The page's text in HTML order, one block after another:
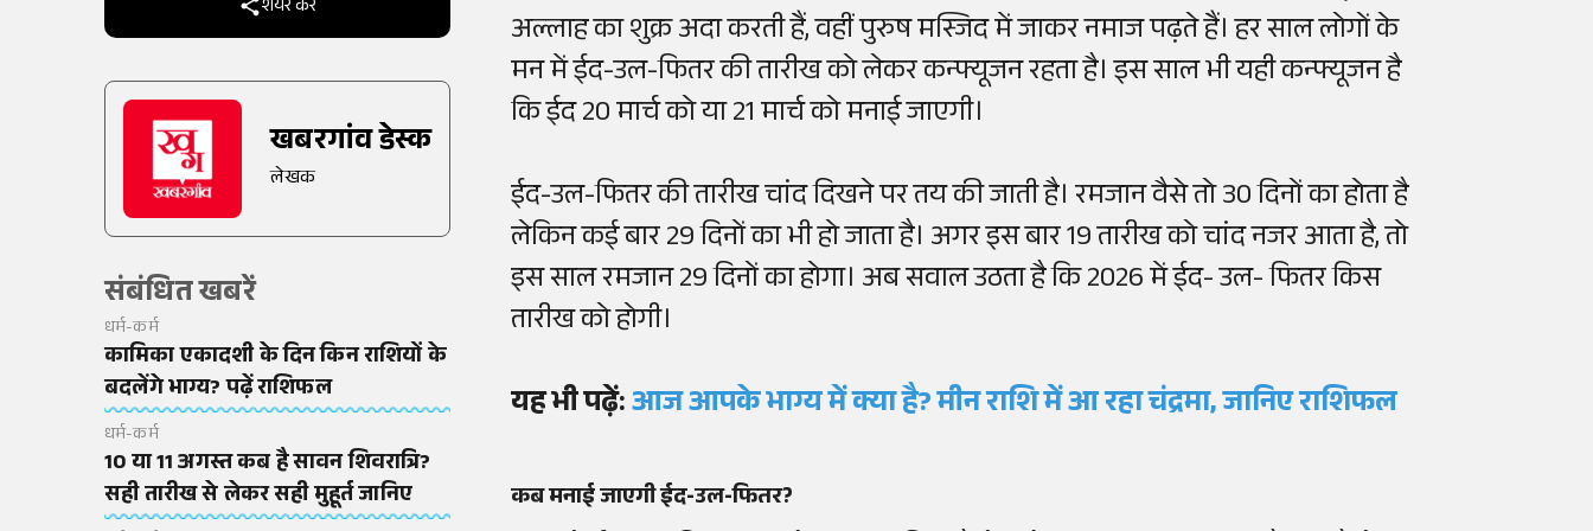
शेयर करें
खबरगांव डेस्क
लेखक
संबंधित खबरें
धर्म-कर्म
कामिका एकादशी के दिन किन राशियों के
बदलेंगे भाग्य? पढ़ें राशिफल
धर्म-कर्म
10 या 11 अगस्त कब है सावन शिवरात्रि?
सही तारीख से लेकर सही मुहूर्त जानिए
अल्लाह का शुक्र अदा करती हैं, वहीं पुरुष मस्जिद में जाकर नमाज पढ़ते हैं। हर साल लोगों के
मन में ईद-उल-फितर की तारीख को लेकर कन्फ्यूजन रहता है। इस साल भी यही कन्फ्यूजन है
कि ईद 20 मार्च को या 21 मार्च को मनाई जाएगी।
ईद-उल-फितर की तारीख चांद दिखने पर तय की जाती है। रमजान वैसे तो 30 दिनों का होता है
लेकिन कई बार 29 दिनों का भी हो जाता है। अगर इस बार 19 तारीख को चांद नजर आता है, तो
इस साल रमजान 29 दिनों का होगा। अब सवाल उठता है कि 2026 में ईद- उल- फितर किस
तारीख को होगी।
यह भी पढ़ें:आज आपके भाग्य में क्या है? मीन राशि में आ रहा चंद्रमा, जानिए राशिफल
कब मनाई जाएगी ईद-उल-फितर?